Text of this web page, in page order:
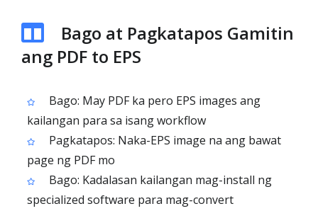
Bago at Pagkatapos Gamitin
ang PDF to EPS
Bago: May PDF ka pero EPS images ang
kailangan para sa isang workflow
Pagkatapos: Naka-EPS image na ang bawat
page ng PDF mo
Bago: Kadalasan kailangan mag-install ng
specialized software para mag-convert